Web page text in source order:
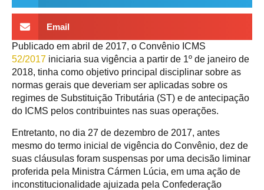
Email
Publicado em abril de 2017, o Convênio ICMS
52/2017 iniciaria sua vigência a partir de 1º de janeiro de
2018, tinha como objetivo principal disciplinar sobre as
normas gerais que deveriam ser aplicadas sobre os
regimes de Substituição Tributária (ST) e de antecipação
do ICMS pelos contribuintes nas suas operações.
Entretanto, no dia 27 de dezembro de 2017, antes
mesmo do termo inicial de vigência do Convênio, dez de
suas cláusulas foram suspensas por uma decisão liminar
proferida pela Ministra Cármen Lúcia, em uma ação de
inconstitucionalidade ajuizada pela Confederação